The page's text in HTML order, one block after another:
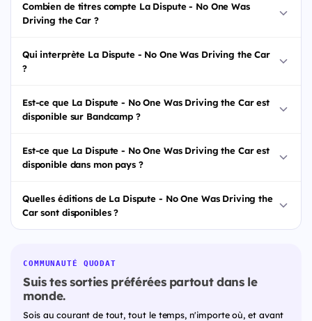
Combien de titres compte La Dispute - No One Was
Driving the Car ?
Qui interprète La Dispute - No One Was Driving the Car
?
Est-ce que La Dispute - No One Was Driving the Car est
disponible sur Bandcamp ?
Est-ce que La Dispute - No One Was Driving the Car est
disponible dans mon pays ?
Quelles éditions de La Dispute - No One Was Driving the
Car sont disponibles ?
COMMUNAUTÉ QUODAT
Suis tes sorties préférées partout dans le
monde.
Sois au courant de tout, tout le temps, n'importe où, et avant